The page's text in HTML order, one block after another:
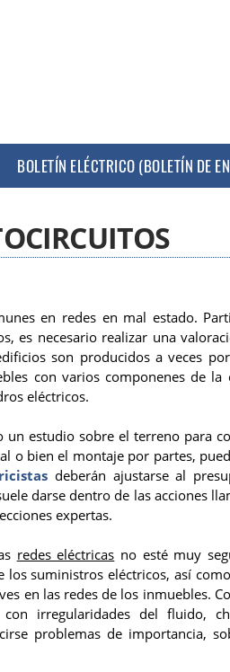
BOLETÍN ELÉCTRICO (BOLETÍN DE
en redes en mal estado.
es necesario realizar una
son producidos a veces
con varios componenes de
eléctricos.
un estudio sobre el terreno para
o bien el montaje por partes,
deberán ajustarse al
darse dentro de las acciones
expertas.
redes eléctricas no esté muy
suministros eléctricos, así
en las redes de los inmuebles.
irregularidades del fluido,
problemas de importancia,